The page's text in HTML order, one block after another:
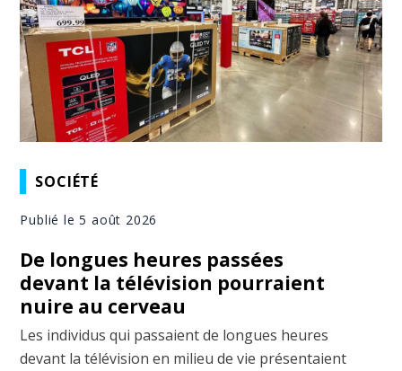
SOCIÉTÉ
Publié le 5 août 2026
De longues heures passées
devant la télévision pourraient
nuire au cerveau
Les individus qui passaient de longues heures
devant la télévision en milieu de vie présentaient